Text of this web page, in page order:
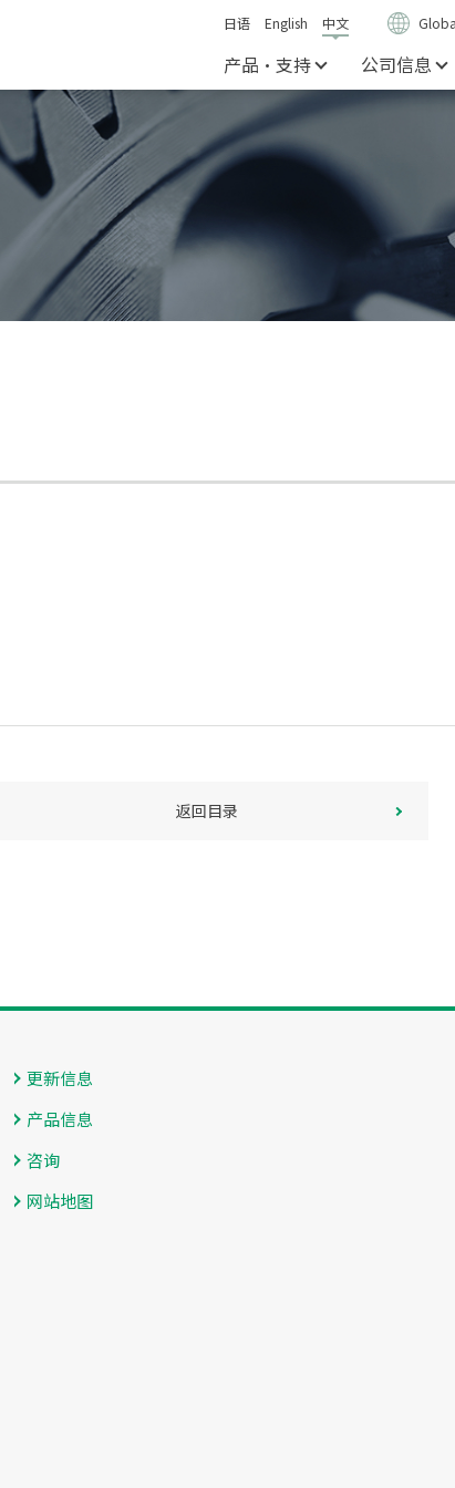
日语 English 中文
产品・支持 公司信息
返回目录
更新信息
产品信息
咨询
网站地图